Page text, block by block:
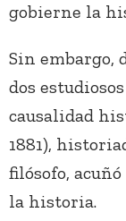
gobierne la
Sin embargo,
dos
causalidad
1881),
filósofo,
la historia.